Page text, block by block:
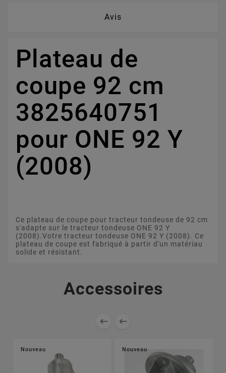
Avis
Plateau de
coupe 92 cm
3825640751
pour ONE 92 Y
(2008)
Ce plateau de coupe pour tracteur tondeuse de 92 cm
s'adapte sur le tracteur tondeuse ONE 92 Y
(2008).Votre tracteur tondeuse ONE 92 Y (2008). Ce
plateau de coupe est fabriqué à partir d'un matériau
solide et résistant.
Accessoires
 
Nouveau Nouveau